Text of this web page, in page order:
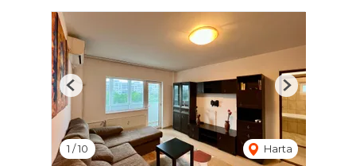
1 /10 Harta
Previous Next